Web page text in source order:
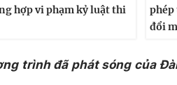
hợp vi phạm kỷ luật thi
phép
đổi
trình đã phát sóng của